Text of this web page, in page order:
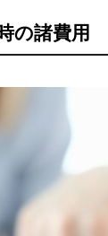
の諸費用